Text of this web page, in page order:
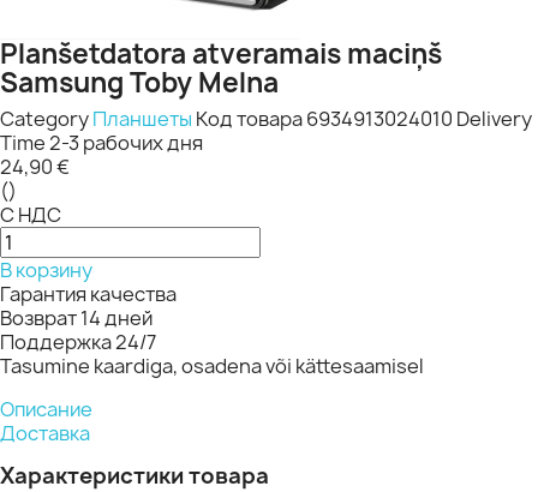
Planšetdatora atveramais maciņš
Samsung Toby Melna
CategoryПланшеты Код товара6934913024010 Delivery
Time2-3 рабочих дня
24,90 €
()
С НДС
В корзину
Гарантия качества
Возврат 14 дней
Поддержка 24/7
Tasumine kaardiga, osadena või kättesaamisel
Описание
Доставка
Характеристики товара